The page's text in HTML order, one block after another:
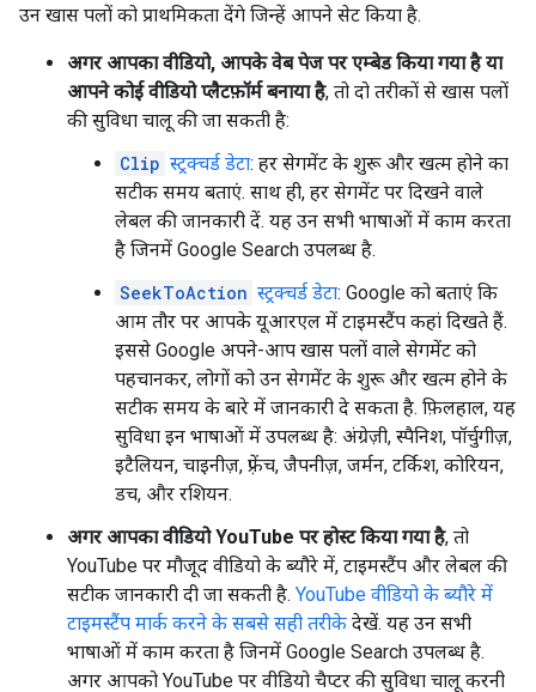
उन खास पलों को प्राथमिकता देंगे जिन्हें आपने सेट किया है.
अगर आपका वीडियो, आपके वेब पेज पर एम्बेड किया गया है या
आपने कोई वीडियो प्लैटफ़ॉर्म बनाया है, तो दो तरीकों से खास पलों
की सुविधा चालू की जा सकती है:
Clip स्ट्रक्चर्ड डेटा: हर सेगमेंट के शुरू और खत्म होने का
सटीक समय बताएं. साथ ही, हर सेगमेंट पर दिखने वाले
लेबल की जानकारी दें. यह उन सभी भाषाओं में काम करता
है जिनमें Google Search उपलब्ध है.
SeekToAction स्ट्रक्चर्ड डेटा: Google को बताएं कि
आम तौर पर आपके यूआरएल में टाइमस्टैंप कहां दिखते हैं.
इससे Google अपने-आप खास पलों वाले सेगमेंट को
पहचानकर, लोगों को उन सेगमेंट के शुरू और खत्म होने के
सटीक समय के बारे में जानकारी दे सकता है. फ़िलहाल, यह
सुविधा इन भाषाओं में उपलब्ध है: अंग्रेज़ी, स्पैनिश, पॉर्चुगीज़,
इटैलियन, चाइनीज़, फ़्रेंच, जैपनीज़, जर्मन, टर्किश, कोरियन,
डच, और रशियन.
अगर आपका वीडियो YouTube पर होस्ट किया गया है, तो
YouTube पर मौजूद वीडियो के ब्यौरे में, टाइमस्टैंप और लेबल की
सटीक जानकारी दी जा सकती है. YouTube वीडियो के ब्यौरे में
टाइमस्टैंप मार्क करने के सबसे सही तरीके देखें. यह उन सभी
भाषाओं में काम करता है जिनमें Google Search उपलब्ध है.
अगर आपको YouTube पर वीडियो चैप्टर की सुविधा चालू करनी